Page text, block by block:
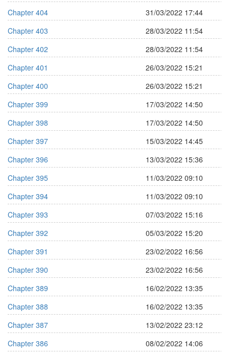
Chapter 404
31/03/2022 17:44
Chapter 403
28/03/2022 11:54
Chapter 402
28/03/2022 11:54
Chapter 401
26/03/2022 15:21
Chapter 400
26/03/2022 15:21
Chapter 399
17/03/2022 14:50
Chapter 398
17/03/2022 14:50
Chapter 397
15/03/2022 14:45
Chapter 396
13/03/2022 15:36
Chapter 395
11/03/2022 09:10
Chapter 394
11/03/2022 09:10
Chapter 393
07/03/2022 15:16
Chapter 392
05/03/2022 15:20
Chapter 391
23/02/2022 16:56
Chapter 390
23/02/2022 16:56
Chapter 389
16/02/2022 13:35
Chapter 388
16/02/2022 13:35
Chapter 387
13/02/2022 23:12
Chapter 386
08/02/2022 14:06